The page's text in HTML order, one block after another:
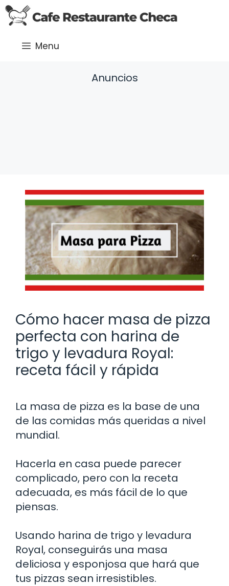
Saltar
al
Menu
Anuncios
Cómo hacer masa de pizza
perfecta con harina de
trigo y levadura Royal:
receta fácil y rápida
La masa de pizza es la base de una
de las comidas más queridas a nivel
mundial.
Hacerla en casa puede parecer
complicado, pero con la receta
adecuada, es más fácil de lo que
piensas.
Usando harina de trigo y levadura
Royal, conseguirás una masa
deliciosa y esponjosa que hará que
tus pizzas sean irresistibles.